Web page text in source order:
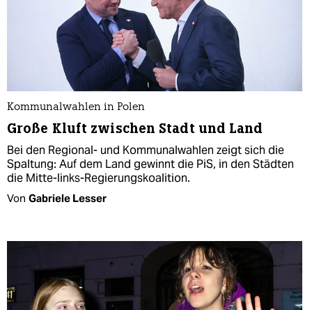
Kommunalwahlen in Polen
Große Kluft zwischen Stadt und Land
Bei den Regional- und Kommunalwahlen zeigt sich die
Spaltung: Auf dem Land gewinnt die PiS, in den Städten
die Mitte-links-Regierungskoalition.
Von Gabriele Lesser